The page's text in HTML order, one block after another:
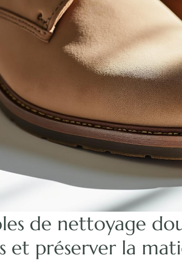
de nettoyage
et préserver la